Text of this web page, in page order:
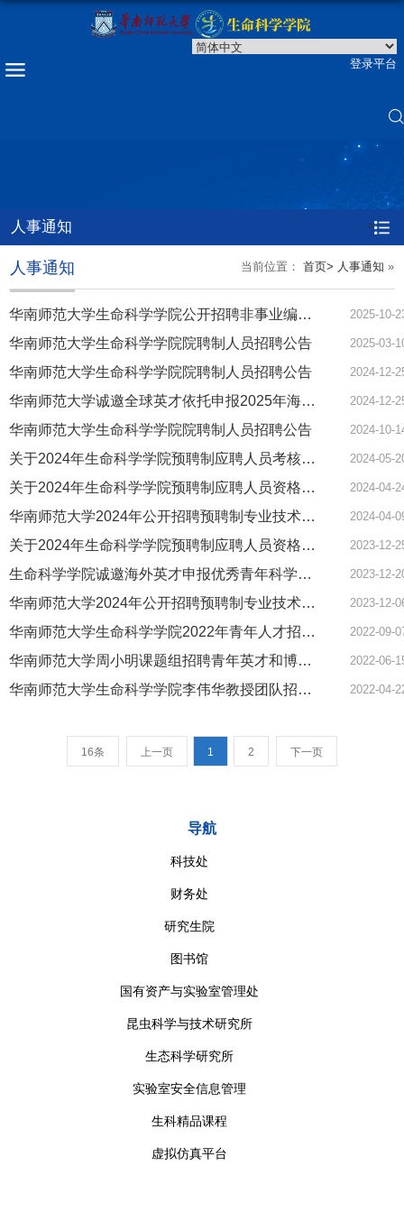
登录平台
人事通知 =
当前位置： 首页> 人事通知 »
人事通知
华南师范大学生命科学学院公开招聘非事业编制人员面试通知 2025-10-
华南师范大学生命科学学院院聘制人员招聘公告 2025-03-
华南师范大学生命科学学院院聘制人员招聘公告 2024-12-
华南师范大学诚邀全球英才依托申报2025年海外优青项目 2024-12-
华南师范大学生命科学学院院聘制人员招聘公告 2024-10-
关于2024年生命科学学院预聘制应聘人员考核的通知 2024-05-
关于2024年生命科学学院预聘制应聘人员资格初审结果的通知 2024-04-
华南师范大学2024年公开招聘预聘制专业技术人员公告（第二批） 2024-04-
关于2024年生命科学学院预聘制应聘人员资格初审结果及考核的通知 2023-12-
生命科学学院诚邀海外英才申报优秀青年科学基金项目（海外） 2023-12-
华南师范大学2024年公开招聘预聘制专业技术人员公告 2023-12-
华南师范大学生命科学学院2022年青年人才招聘公告 2022-09-
华南师范大学周小明课题组招聘青年英才和博士后 2022-06-
华南师范大学生命科学学院李伟华教授团队招聘博士后 2022-04-
16条 上一页 1 2 下一页
导航
科技处
财务处
研究生院
图书馆
国有资产与实验室管理处
昆虫科学与技术研究所
生态科学研究所
实验室安全信息管理
生科精品课程
虚拟仿真平台